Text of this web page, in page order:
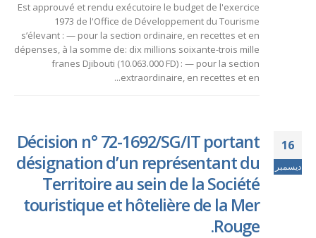
Est approuvé et rendu exécutoire le budget de l'exercice
1973 de l'Office de Développement du Tourisme
s’élevant : — pour la section ordinaire, en recettes et en
dépenses, à la somme de: dix millions soixante-trois mille
franes Djibouti (10.063.000 FD) : — pour la section
extraordinaire, en recettes et en...
16
ديسمبر
Décision n° 72-1692/SG/IT portant
désignation d’un représentant du
Territoire au sein de la Société
touristique et hôtelière de la Mer
Rouge.